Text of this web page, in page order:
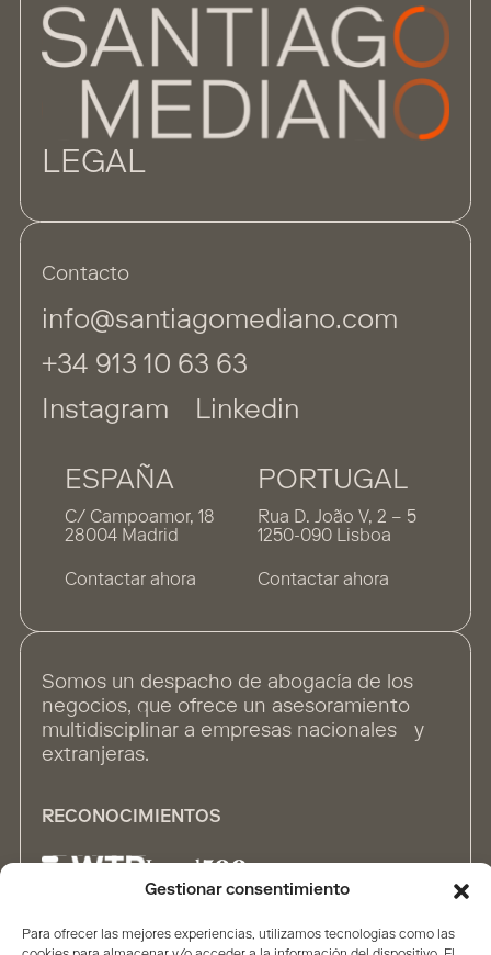
Gestionar consentimiento
Para ofrecer las mejores experiencias, utilizamos tecnologías como las
Contacto
info@santiagomediano.com
+34 913 10 63 63
Instagram
Linkedin
ESPAÑA
C/ Campoamor, 18
28004 Madrid
Contactar ahora
PORTUGAL
Rua D. João V, 2 – 5
1250-090 Lisboa
Contactar ahora
LEGAL
Somos un despacho de abogacía de los
negocios, que ofrece un asesoramiento
multidisciplinar a empresas nacionales y
extranjeras.
RECONOCIMIENTOS
ALIANZAS